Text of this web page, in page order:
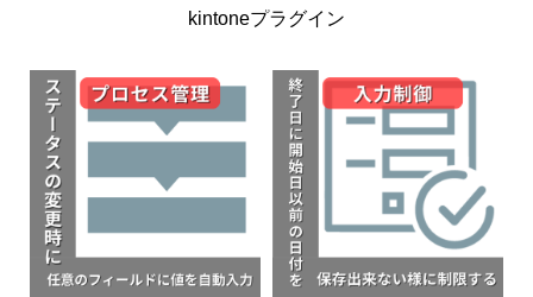
kintoneプラグイン